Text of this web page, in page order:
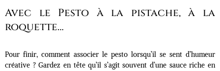
Avec le Pesto à la pistache, à la
roquette…
Pour finir, comment associer le pesto lorsqu’il se sent d’humeur
créative ? Gardez en tête qu’il s’agit souvent d’une sauce riche en